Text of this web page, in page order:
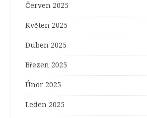
Červen 2025
Květen 2025
Duben 2025
Březen 2025
Únor 2025
Leden 2025